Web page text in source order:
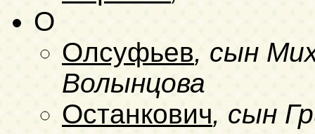
O
Олсуфьев, сын
Волынцова
Останкович, сын